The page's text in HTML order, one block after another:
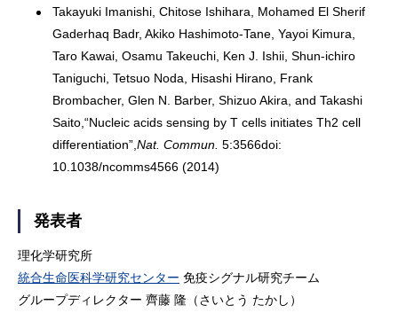
Takayuki Imanishi, Chitose Ishihara, Mohamed El Sherif
Gaderhaq Badr, Akiko Hashimoto-Tane, Yayoi Kimura,
Taro Kawai, Osamu Takeuchi, Ken J. Ishii, Shun-ichiro
Taniguchi, Tetsuo Noda, Hisashi Hirano, Frank
Brombacher, Glen N. Barber, Shizuo Akira, and Takashi
Saito,“Nucleic acids sensing by T cells initiates Th2 cell
differentiation”,Nat. Commun. 5:3566doi:
10.1038/ncomms4566 (2014)
発表者
理化学研究所
統合生命医科学研究センター 免疫シグナル研究チーム
グループディレクター 齊藤 隆（さいとう たかし）